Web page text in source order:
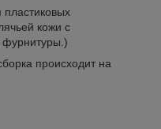
пластиковых
кожи с
фурнитуры.)
происходит на